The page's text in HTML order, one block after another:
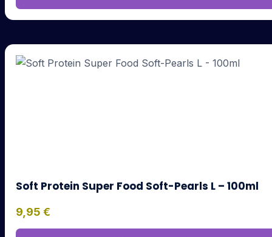
Soft Protein Super Food Soft-Pearls L – 100ml
9,95 €